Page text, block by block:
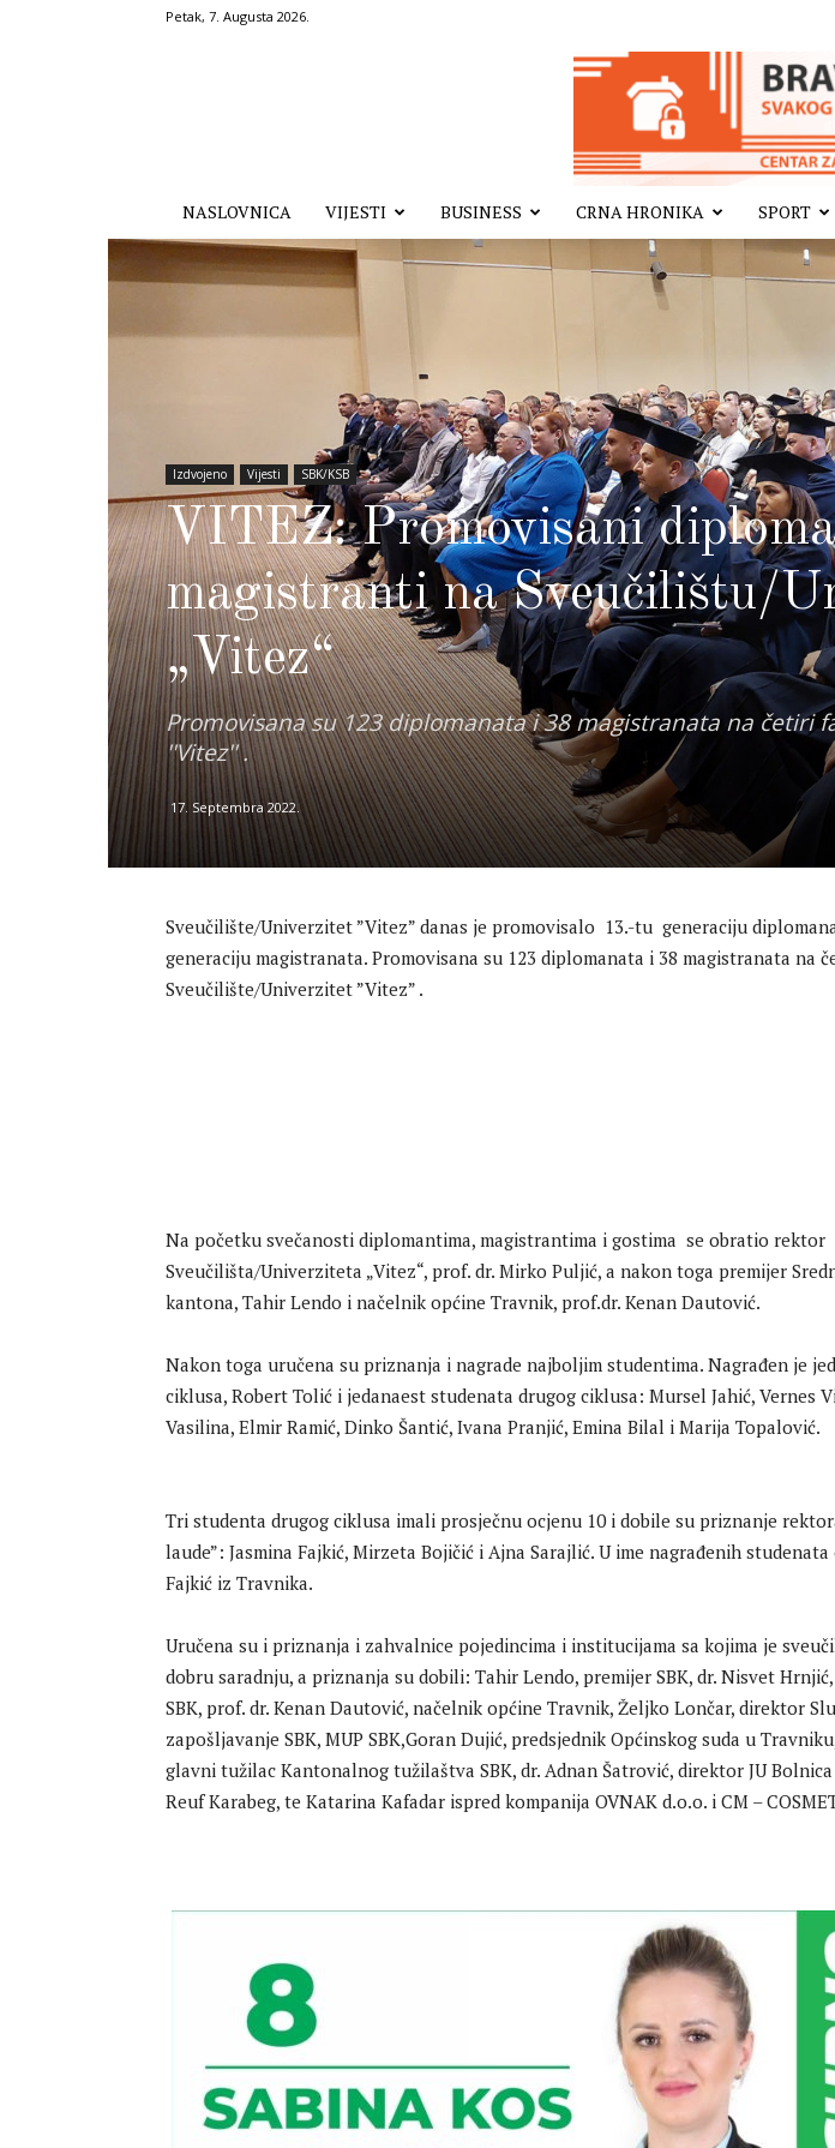
Petak, 7. Augusta 2026.
NASLOVNICA VIJESTI BUSINESS CRNA HRONIKA SPORT
Izdvojeno Vijesti SBK/KSB
VITEZ: Promovisani
magistranti na Sveučilištu/
„Vitez“
Promovisana su 123 diplomanata i 38 magistranata na četiri
''Vitez'' .
17. Septembra 2022.
Sveučilište/Univerzitet ”Vitez” danas je promovisalo 13.-tu generaciju
generaciju magistranata. Promovisana su 123 diplomanata i 38 magistranata na
Sveučilište/Univerzitet ”Vitez” .
Na početku svečanosti diplomantima, magistrantima i gostima se obratio rektor
Sveučilišta/Univerziteta „Vitez“, prof. dr. Mirko Puljić, a nakon toga premijer
kantona, Tahir Lendo i načelnik općine Travnik, prof.dr. Kenan Dautović.
Nakon toga uručena su priznanja i nagrade najboljim studentima. Nagrađen je
ciklusa, Robert Tolić i jedanaest studenata drugog ciklusa: Mursel Jahić, Vernes
Vasilina, Elmir Ramić, Dinko Šantić, Ivana Pranjić, Emina Bilal i Marija Topalović.
Tri studenta drugog ciklusa imali prosječnu ocjenu 10 i dobile su priznanje
laude”: Jasmina Fajkić, Mirzeta Bojičić i Ajna Sarajlić. U ime nagrađenih
Fajkić iz Travnika.
Uručena su i priznanja i zahvalnice pojedincima i institucijama sa kojima je
dobru saradnju, a priznanja su dobili: Tahir Lendo, premijer SBK, dr. Nisvet
SBK, prof. dr. Kenan Dautović, načelnik općine Travnik, Željko Lončar, direktor
zapošljavanje SBK, MUP SBK,Goran Dujić, predsjednik Općinskog suda u
glavni tužilac Kantonalnog tužilaštva SBK, dr. Adnan Šatrović, direktor JU
Reuf Karabeg, te Katarina Kafadar ispred kompanija OVNAK d.o.o. i CM –